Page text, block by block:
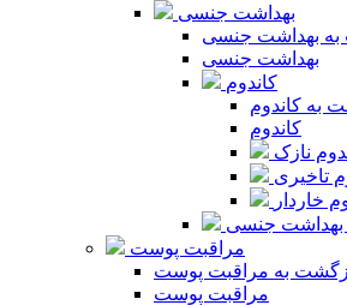
بهداشت جنسی
به بهداشت جنسی
بهداشت جنسی
کاندوم
به کاندوم
کاندوم
نازک
تاخیری
خاردار
بهداشت جنسی
مراقبت پوست
به مراقبت پوست
مراقبت پوست